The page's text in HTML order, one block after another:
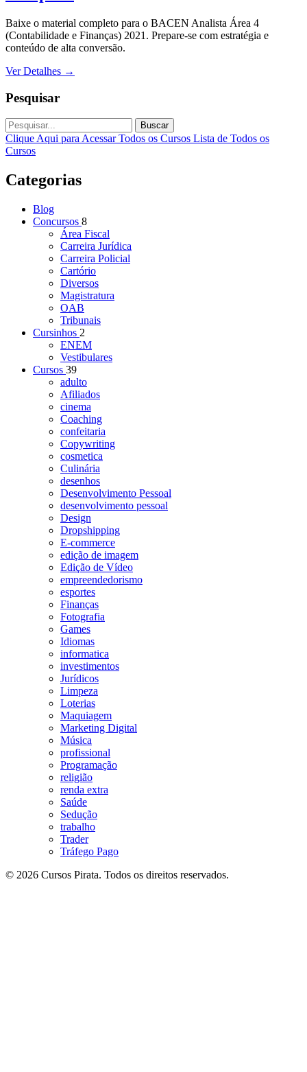
Baixe o material completo para o BACEN Analista Área 4
(Contabilidade e Finanças) 2021. Prepare-se com estratégia e
conteúdo de alta conversão.
Ver Detalhes →
Pesquisar
Buscar
Clique Aqui para Acessar Todos os Cursos Lista de Todos os
Cursos
Categorias
Blog
Concursos 8
Área Fiscal
Carreira Jurídica
Carreira Policial
Cartório
Diversos
Magistratura
OAB
Tribunais
Cursinhos 2
ENEM
Vestibulares
Cursos 39
adulto
Afiliados
cinema
Coaching
confeitaria
Copywriting
cosmetica
Culinária
desenhos
Desenvolvimento Pessoal
desenvolvimento pessoal
Design
Dropshipping
E-commerce
edição de imagem
Edição de Vídeo
empreendedorismo
esportes
Finanças
Fotografia
Games
Idiomas
informatica
investimentos
Jurídicos
Limpeza
Loterias
Maquiagem
Marketing Digital
Música
profissional
Programação
religião
renda extra
Saúde
Sedução
trabalho
Trader
Tráfego Pago
© 2026 Cursos Pirata. Todos os direitos reservados.